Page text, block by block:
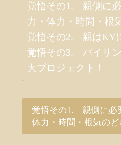
覚悟その1. 親側に
力・体力・時間・根
覚悟その2. 親はKY
覚悟その3. バイリ
大プロジェクト！
覚悟その1. 親側に必
体力・時間・根気のど